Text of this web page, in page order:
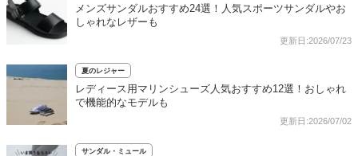
メンズサンダルおすすめ24選！人気スポーツサンダルやお
しゃれなレザーも
更新日:2026/07/23
夏のレジャー
レディース用マリンシューズ人気おすすめ12選！おしゃれ
で機能的なモデルも
更新日:2026/07/02
サンダル・ミュール